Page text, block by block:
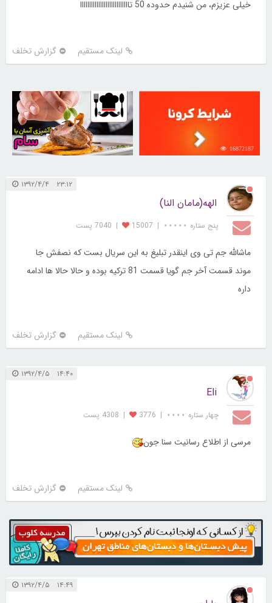
خیلی عزیزم، من شنیدم حدوده 50 تااااااااااااااااااااااااااا
لینک مستقیم گزارش تخلف
16872187
30258982
۲۳:۱۲ ۱۳۹۲/۴/۴
الهه(مامان النا)
پنج ستاره ⋆⋆⋆⋆⋆ |
15007
| 7040 پست
ماشالله جم تی وی اینقدر تبلیغ به این سریال بست که نصفش جا
موند قسمت آخر جم گویا قسمت 81 ترکیه بوده و حالا حالا ها ادامه
داره
لینک مستقیم گزارش تخلف
۱۴:۴۰ ۱۳۹۲/۴/۵
Eli
چهار ستاره ⋆⋆⋆⋆ |
3776
| 4308 پست
مرسی از اطلاع رسانیت سنا جون
لینک مستقیم گزارش تخلف
۱۴:۴۹ ۱۳۹۲/۴/۵